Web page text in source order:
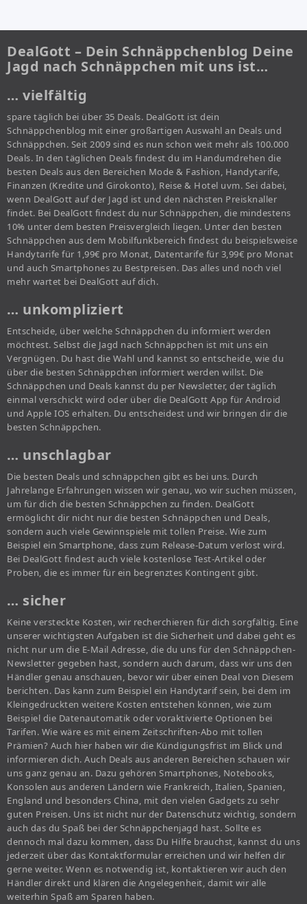
DealGott – Dein Schnäppchenblog Deine
Jagd nach Schnäppchen mit uns ist…
… vielfältig
spare täglich bei über 35 Deals. DealGott ist dein
Schnäppchenblog mit einer großartigen Auswahl an Deals und
Schnäppchen. Seit 2009 sind es nun schon weit mehr als 100.000
Deals. In den täglichen Deals findest du im Handumdrehen die
besten Deals aus den Bereichen Mode & Fashion, Handytarife,
Finanzen (Kredite und Girokonto), Reise & Hotel uvm. Sei dabei,
wenn DealGott auf der Jagd ist und den nächsten Preisknaller
findet. Bei DealGott findest du nur Schnäppchen, die mindestens
10% unter dem besten Preisvergleich liegen. Unter den besten
Schnäppchen aus dem Mobilfunkbereich findest du beispielsweise
Handytarife für 1,99€ pro Monat, Datentarife für 3,99€ pro Monat
und auch Smartphones zu Bestpreisen. Das alles und noch viel
mehr wartet bei DealGott auf dich.
… unkompliziert
Entscheide, über welche Schnäppchen du informiert werden
möchtest. Selbst die Jagd nach Schnäppchen ist mit uns ein
Vergnügen. Du hast die Wahl und kannst so entscheide, wie du
über die besten Schnäppchen informiert werden willst. Die
Schnäppchen und Deals kannst du per Newsletter, der täglich
einmal verschickt wird oder über die DealGott App für Android
und Apple IOS erhalten. Du entscheidest und wir bringen dir die
besten Schnäppchen.
… unschlagbar
Die besten Deals und schnäppchen gibt es bei uns. Durch
Jahrelange Erfahrungen wissen wir genau, wo wir suchen müssen,
um für dich die besten Schnäppchen zu finden. DealGott
ermöglicht dir nicht nur die besten Schnäppchen und Deals,
sondern auch viele Gewinnspiele mit tollen Preise. Wie zum
Beispiel ein Smartphone, dass zum Release-Datum verlost wird.
Bei DealGott findest auch viele kostenlose Test-Artikel oder
Proben, die es immer für ein begrenztes Kontingent gibt.
… sicher
Keine versteckte Kosten, wir recherchieren für dich sorgfältig. Eine
unserer wichtigsten Aufgaben ist die Sicherheit und dabei geht es
nicht nur um die E-Mail Adresse, die du uns für den Schnäppchen-
Newsletter gegeben hast, sondern auch darum, dass wir uns den
Händler genau anschauen, bevor wir über einen Deal von Diesem
berichten. Das kann zum Beispiel ein Handytarif sein, bei dem im
Kleingedruckten weitere Kosten entstehen können, wie zum
Beispiel die Datenautomatik oder voraktivierte Optionen bei
Tarifen. Wie wäre es mit einem Zeitschriften-Abo mit tollen
Prämien? Auch hier haben wir die Kündigungsfrist im Blick und
informieren dich. Auch Deals aus anderen Bereichen schauen wir
uns ganz genau an. Dazu gehören Smartphones, Notebooks,
Konsolen aus anderen Ländern wie Frankreich, Italien, Spanien,
England und besonders China, mit den vielen Gadgets zu sehr
guten Preisen. Uns ist nicht nur der Datenschutz wichtig, sondern
auch das du Spaß bei der Schnäppchenjagd hast. Sollte es
dennoch mal dazu kommen, dass Du Hilfe brauchst, kannst du uns
jederzeit über das Kontaktformular erreichen und wir helfen dir
gerne weiter. Wenn es notwendig ist, kontaktieren wir auch den
Händler direkt und klären die Angelegenheit, damit wir alle
weiterhin Spaß am Sparen haben.